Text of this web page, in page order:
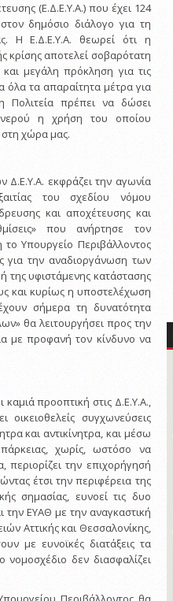
(Ε.Δ.Ε.Υ.Α.) που έχει 124
δημόσιο διάλογο για τη
Η Ε.Δ.Ε.Υ.Α. θεωρεί ότι η
κρίσης αποτελεί σοβαρότατη
μεγάλη πρόκληση για τις
όλα τα απαραίτητα μέτρα για
Πολιτεία πρέπει να δώσει
νερού η χρήση του οποίου
στη χώρα μας.
εκφράζει την αγωνία
του σχεδίου νόμου
και αποχέτευσης και
που ανήρτησε τον
Υπουργείο Περιβάλλοντος
για την αναδιοργάνωση των
της υφιστάμενης κατάστασης
και κυρίως η υποστελέχωση
σήμερα τη δυνατότητα
θα λειτουργήσει προς την
με προφανή τον κίνδυνο να
καμιά προοπτική στις Δ.Ε.Υ.Α.,
οικειοθελείς συγχωνεύσεις
και αντικίνητρα, και μέσω
χωρίς, ωστόσο να
την επιχορήγησή
έτσι την περιφέρεια της
σημασίας, ευνοεί τις δυο
την ΕΥΑΘ με την αναγκαστική
Αττικής και Θεσσαλονίκης,
με ευνοϊκές διατάξεις τα
δεν διασφαλίζει